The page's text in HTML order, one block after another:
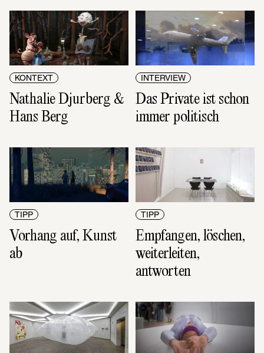
KONTEXT
Nathalie Djurberg &
Hans Berg
INTERVIEW
Das Private ist schon
immer politisch
TIPP
Vorhang auf, Kunst
ab
TIPP
Empfangen, löschen,
weiterleiten,
antworten